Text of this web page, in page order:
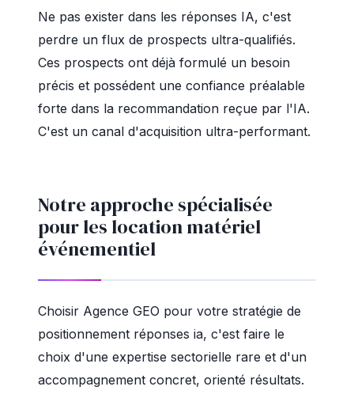
Ne pas exister dans les réponses IA, c'est
perdre un flux de prospects ultra-qualifiés.
Ces prospects ont déjà formulé un besoin
précis et possédent une confiance préalable
forte dans la recommandation reçue par l'IA.
C'est un canal d'acquisition ultra-performant.
Notre approche spécialisée
pour les location matériel
événementiel
Choisir Agence GEO pour votre stratégie de
positionnement réponses ia, c'est faire le
choix d'une expertise sectorielle rare et d'un
accompagnement concret, orienté résultats.